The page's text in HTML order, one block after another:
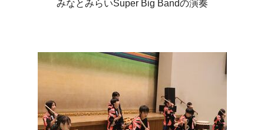
みなとみらいSuper Big Bandの演奏